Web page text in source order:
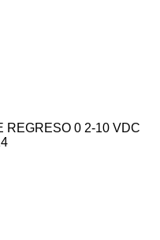
REGRESO 0 2-10 VDC